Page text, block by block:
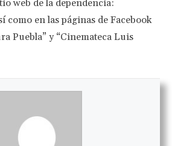
web de la dependencia:
como en las páginas de Facebook
Puebla” y “Cinemateca Luis